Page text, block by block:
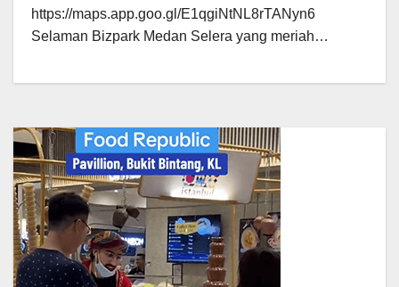
https://maps.app.goo.gl/E1qgiNtNL8rTANyn6
Selaman Bizpark Medan Selera yang meriah…